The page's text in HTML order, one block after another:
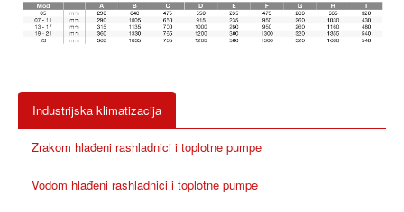
Industrijska klimatizacija
Zrakom hlađeni rashladnici i toplotne pumpe
Vodom hlađeni rashladnici i toplotne pumpe